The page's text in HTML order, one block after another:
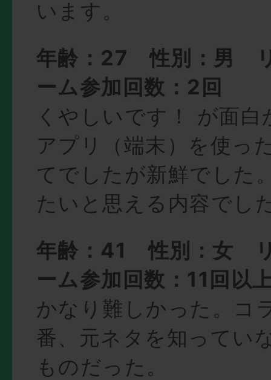
います。
年齢：27 性別：男
ーム参加回数：2回
くやしいです！ が面
アプリ（端末）を使っ
てでしたが新鮮でした
たいと思える内容でし
年齢：41 性別：女
ーム参加回数：11回以
かなり難しかった。コ
番、元ネタを知ってい
ものだった。